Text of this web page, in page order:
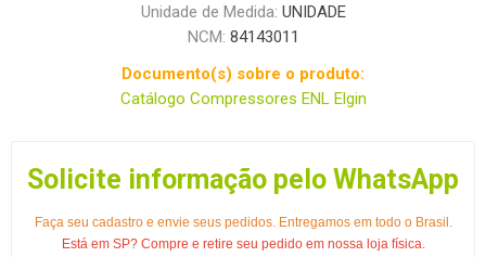
Unidade de Medida: UNIDADE
NCM: 84143011
Documento(s) sobre o produto:
Catálogo Compressores ENL Elgin
Solicite informação pelo WhatsApp
Faça seu cadastro e envie seus pedidos. Entregamos em todo o Brasil.
Está em SP? Compre e retire seu pedido em nossa loja física.